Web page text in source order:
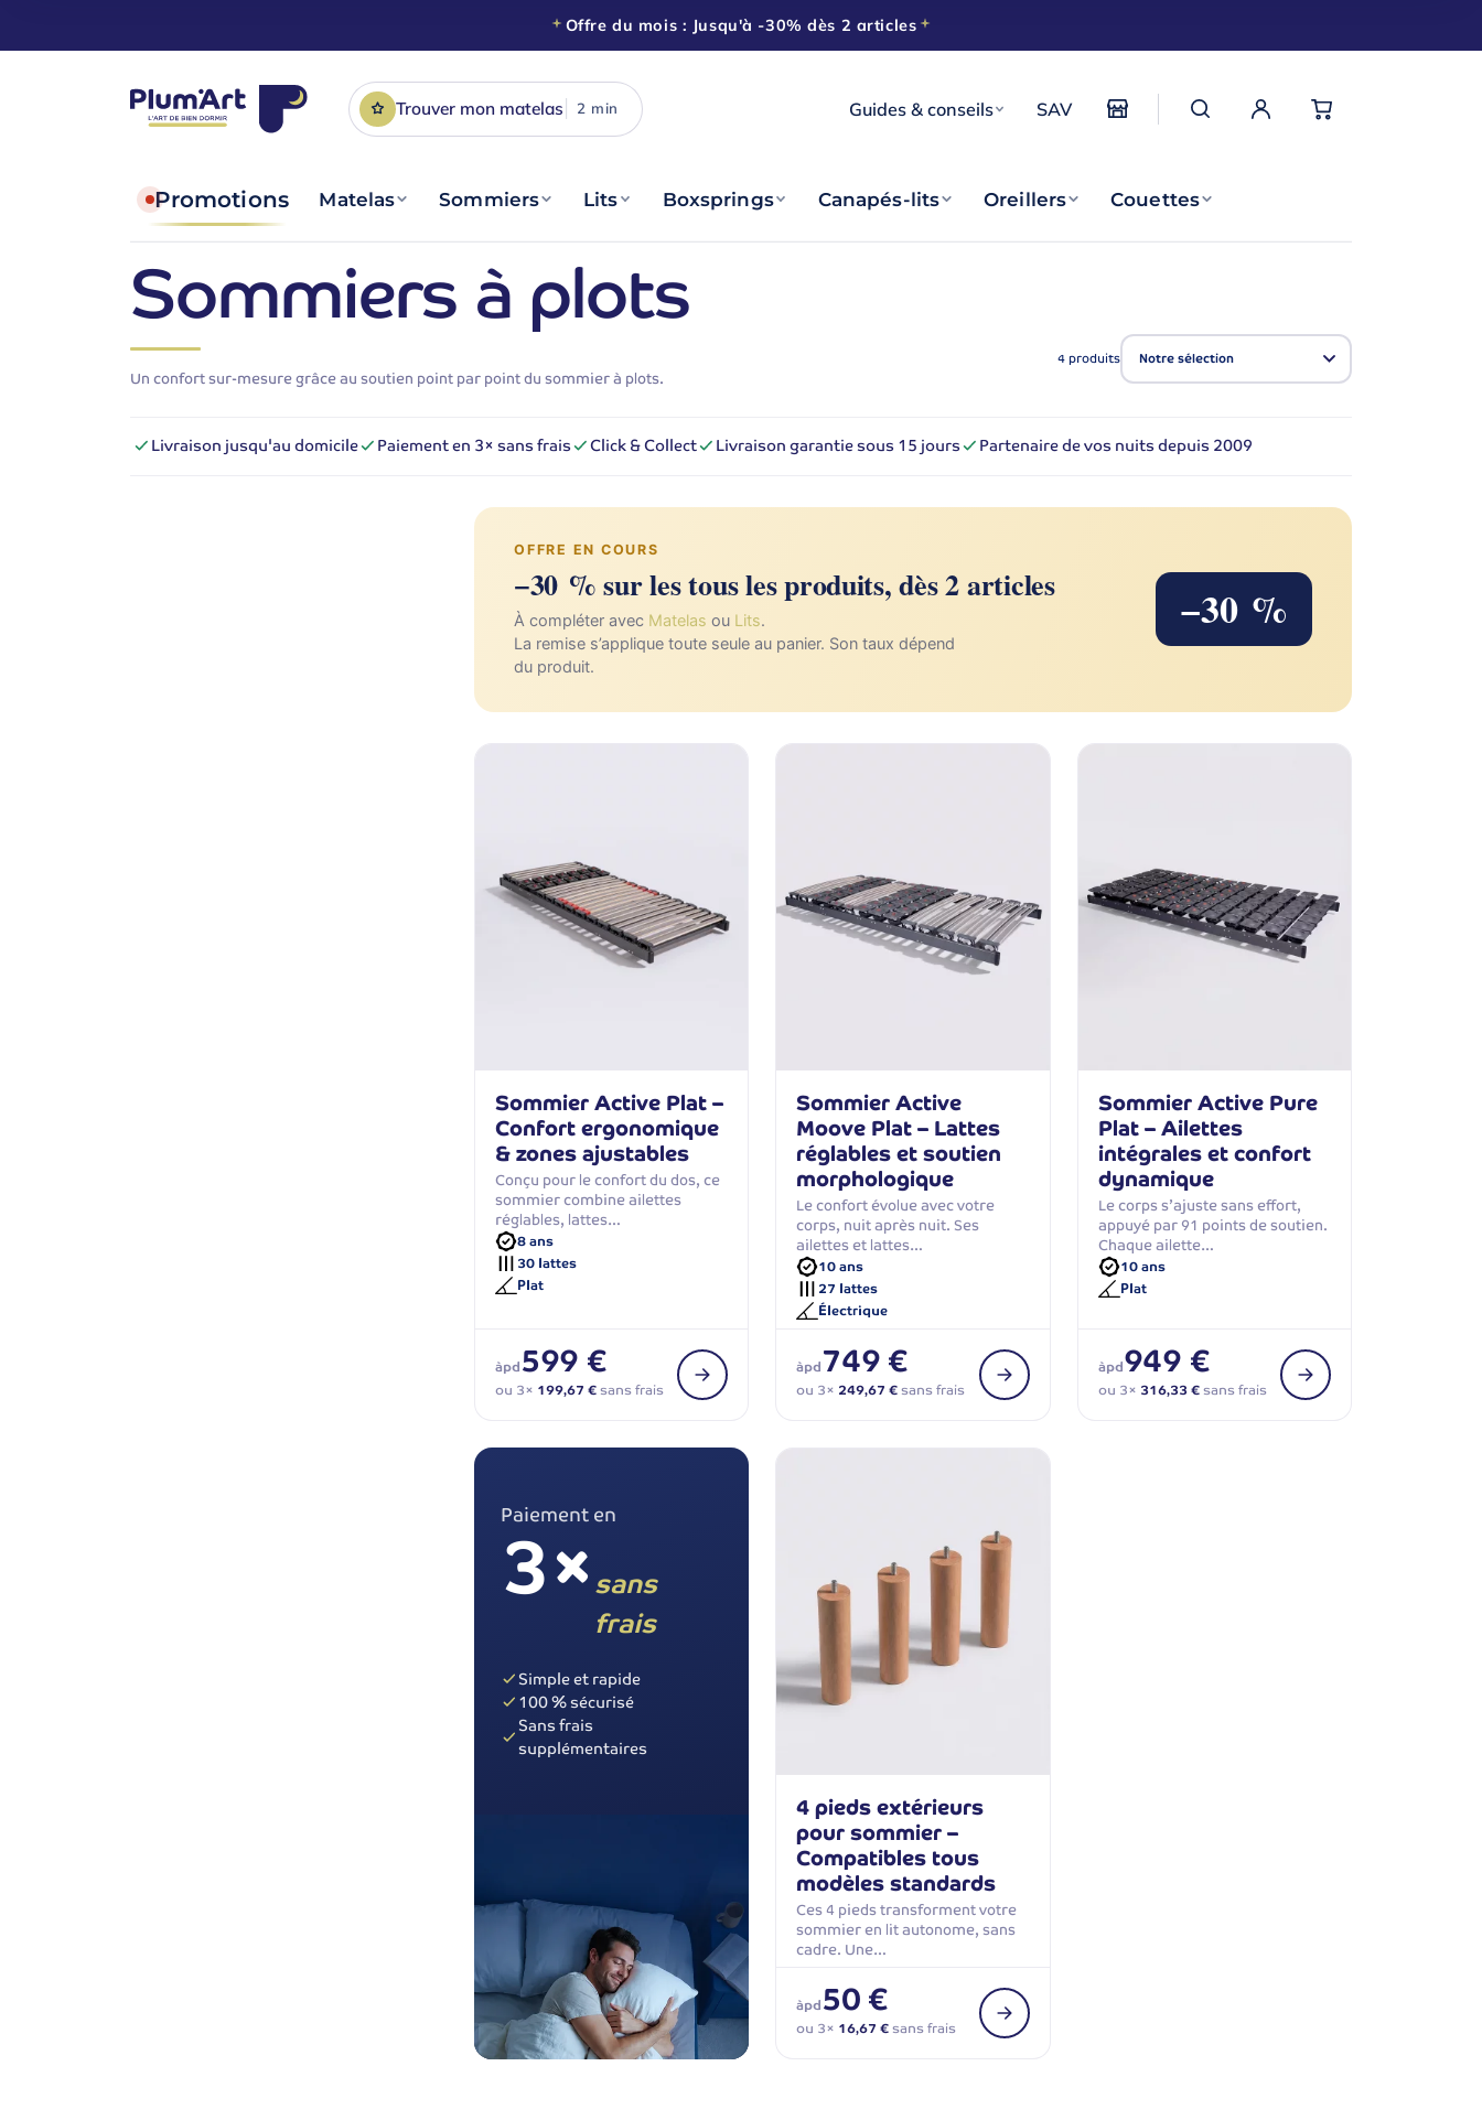
Offre du mois : Jusqu'à -30% dès 2 articles
Trouver mon matelas 2 min Guides & conseils
Le blog sommeil
Livraison
Click & Collect
SAV
Promotions Matelas Sommiers Lits Boxsprings Canapés-lits Oreillers Couettes
Sommiers à plots
Un confort sur-mesure grâce au soutien point par point du sommier à plots.
4 produits
Trier
Livraison jusqu'au domicile Paiement en 3× sans frais Click & Collect Livraison garantie sous 15 jours Partenaire de vos nuits depuis 2009
OFFRE EN COURS
−30 % sur les tous les produits, dès 2 articles
À compléter avec Matelas ou Lits.
La remise s’applique toute seule au panier. Son taux dépend
du produit.
−30 %
Sommier Active Plat –
Confort ergonomique
& zones ajustables
Conçu pour le confort du dos, ce
sommier combine ailettes
réglables, lattes…
8 ans
30 lattes
Plat
àpd599 €
ou 3× 199,67 €sans frais
Sommier Active
Moove Plat – Lattes
réglables et soutien
morphologique
Le confort évolue avec votre
corps, nuit après nuit. Ses
ailettes et lattes…
10 ans
27 lattes
Électrique
àpd749 €
ou 3× 249,67 €sans frais
Sommier Active Pure
Plat – Ailettes
intégrales et confort
dynamique
Le corps s’ajuste sans effort,
appuyé par 91 points de soutien.
Chaque ailette…
10 ans
Plat
àpd949 €
ou 3× 316,33 €sans frais
Paiement en
3× sans
frais
Simple et rapide
100 % sécurisé
Sans frais
supplémentaires
4 pieds extérieurs
pour sommier –
Compatibles tous
modèles standards
Ces 4 pieds transforment votre
sommier en lit autonome, sans
cadre. Une…
àpd50 €
ou 3× 16,67 €sans frais